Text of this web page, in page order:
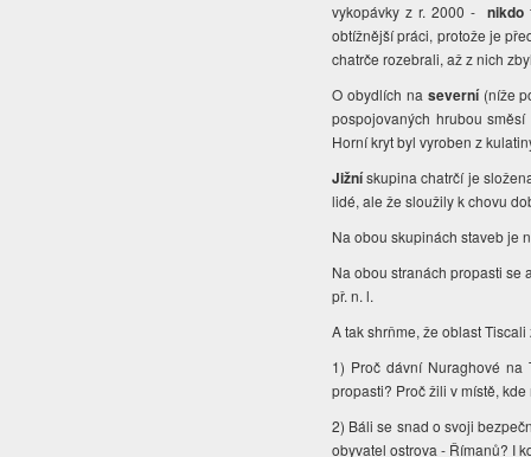
vykopávky z r. 2000 -nikdo
obtížnější práci, protože je
chatrče rozebrali, až z nich
O obydlích na severní (níže
pospojovaných hrubou
Horní kryt byl vyroben z
Jižnískupina chatrčí je
lidé, ale že sloužily k chovu
Na obou skupinách staveb je
Na obou stranách propasti se
př. n. l.
A tak shrňme, že oblast
1) Proč dávní Nuraghové
propasti? Proč žili v místě,
2) Báli se snad o svoji
obyvatel ostrova - Římanů? I